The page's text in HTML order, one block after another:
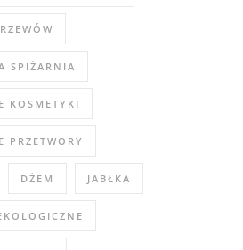
SPIŻARNIA
KOSMETYKI
PRZETWORY
DŻEM JABŁKA